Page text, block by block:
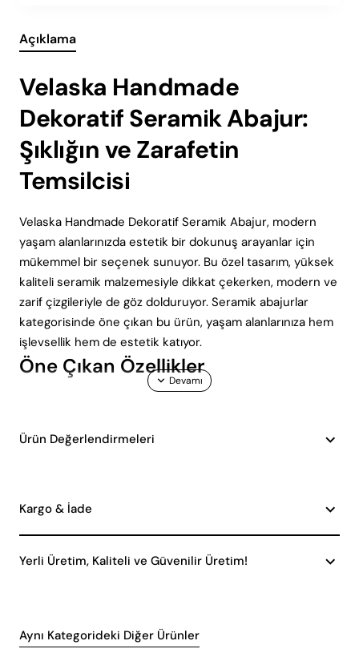
Açıklama
Velaska Handmade
Dekoratif Seramik Abajur:
Şıklığın ve Zarafetin
Temsilcisi
Velaska Handmade Dekoratif Seramik Abajur, modern
yaşam alanlarınızda estetik bir dokunuş arayanlar için
mükemmel bir seçenek sunuyor. Bu özel tasarım, yüksek
kaliteli seramik malzemesiyle dikkat çekerken, modern ve
zarif çizgileriyle de göz dolduruyor. Seramik abajurlar
kategorisinde öne çıkan bu ürün, yaşam alanlarınıza hem
işlevsellik hem de estetik katıyor.
Öne Çıkan Özellikler
çıkan özellikleri:
Yüksek Kaliteli Malzeme: Dayanıklı seramik malzeme,
verimliliği sağlar.
Teknik Özellikler
Ürün Değerlendirmeleri
Kargo & İade
Yerli Üretim, Kaliteli ve Güvenilir Üretim!
Aynı Kategorideki Diğer Ürünler